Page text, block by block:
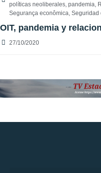
políticas neoliberales, pandemia,
Segurança econômica, Seguridad
OIT, pandemia y
27/10/2020